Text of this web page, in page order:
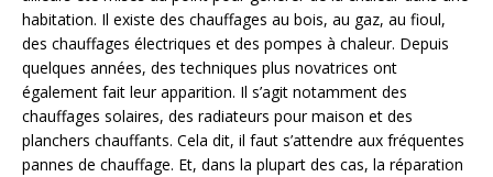
habitation. Il existe des chauffages au bois, au gaz, au fioul,
des chauffages électriques et des pompes à chaleur. Depuis
quelques années, des techniques plus novatrices ont
également fait leur apparition. Il s’agit notamment des
chauffages solaires, des radiateurs pour maison et des
planchers chauffants. Cela dit, il faut s’attendre aux fréquentes
pannes de chauffage. Et, dans la plupart des cas, la réparation